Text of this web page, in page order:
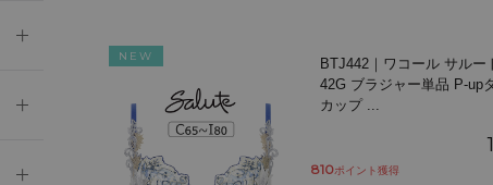
NEW
BTJ442｜ワコール サルー
42G ブラジャー単品 P-up
カップ ...
810ポイント獲得